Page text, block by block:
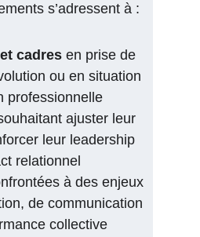
s’adressent à :
cadres en prise de
ou en situation
professionnelle
ajuster leur
leur leadership
relationnel
à des enjeux
de communication
collective